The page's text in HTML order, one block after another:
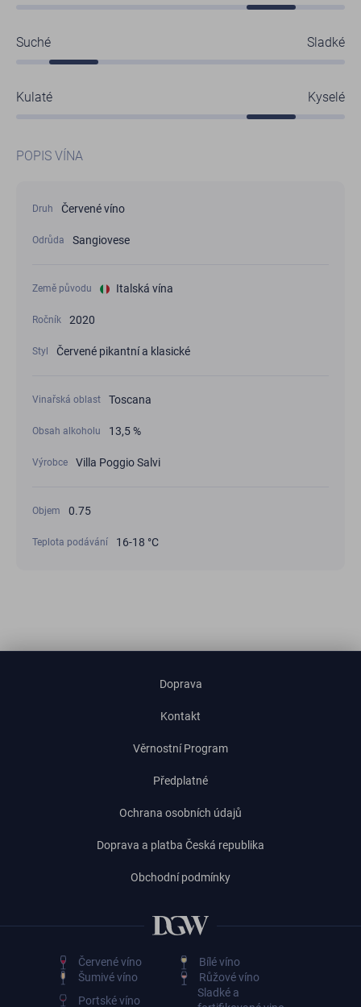
Suché Sladké
Kulaté Kyselé
POPIS VÍNA
Druh Červené víno
Odrůda Sangiovese
Země původu Italská vína
Ročník 2020
Styl Červené pikantní a klasické
Vinařská oblast Toscana
Obsah alkoholu 13,5 %
Výrobce Villa Poggio Salvi
Objem 0.75
Teplota podávání 16-18 °C
Doprava
Kontakt
Věrnostní Program
Předplatné
Ochrana osobních údajů
Doprava a platba Česká republika
Obchodní podmínky
Červené víno
Bílé víno
Šumivé víno
Růžové víno
Portské víno
Sladké a